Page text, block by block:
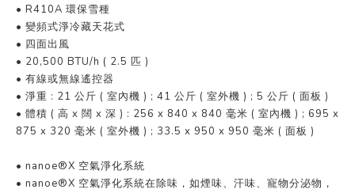
• R410A 環保雪種
• 變頻式淨冷藏天花式
• 四面出風
• 20,500 BTU/h ( 2.5 匹 )
• 有線或無線遙控器
• 淨重 : 21 公斤 ( 室內機 ) ; 41 公斤 ( 室外機 ) ; 5 公斤 ( 面板 )
• 體積 ( 高 x 闊 x 深 ) : 256 x 840 x 840 毫米 ( 室內機 ) ; 695 x
875 x 320 毫米 ( 室外機 ) ; 33.5 x 950 x 950 毫米 ( 面板 )
• nanoe®X 空氣淨化系統
• nanoe®X 空氣淨化系統在除味，如煙味、汗味、寵物分泌物，